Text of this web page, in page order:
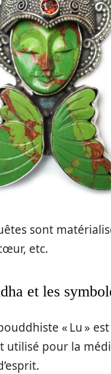
sont
etc.
et les
« Lu »
utilisé pour la